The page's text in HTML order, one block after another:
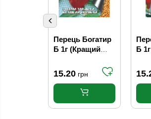
Перець Богатир
Б 1г (Кращий
15.20 грн
Б
уп)